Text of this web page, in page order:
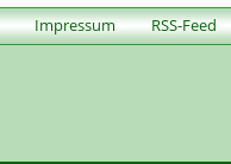
Impressum RSS-Feed